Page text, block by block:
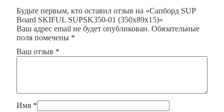
Будьте первым, кто оставил отзыв на «Сапборд SUP
Board SKIFUL SUPSK350-01 (350х89х15)»
Ваш адрес email не будет опубликован. Обязательные
поля помечены *
Ваш отзыв *
Имя *